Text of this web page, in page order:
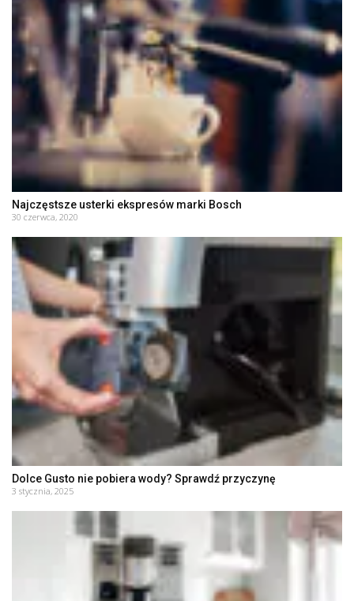
Najczęstsze usterki ekspresów marki Bosch
30 czerwca, 2020
Dolce Gusto nie pobiera wody? Sprawdź przyczynę
3 stycznia, 2025